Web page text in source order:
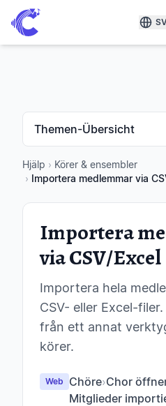
Themen-Übersicht
Hjälp › Körer & ensembler
› Importera medlemmar via
Importera
via CSV/Excel
Importera hela
CSV- eller Excel-
från ett annat
körer.
Web Chöre›Chor
Mitglieder